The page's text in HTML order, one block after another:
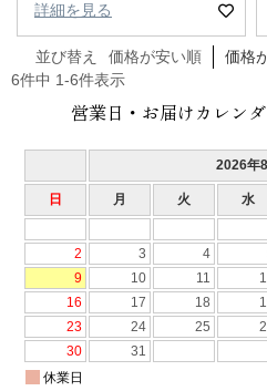
詳細を見る
並び替え 価格が安い順 価格
6件中 1-6件表示
営業日・お届けカレン